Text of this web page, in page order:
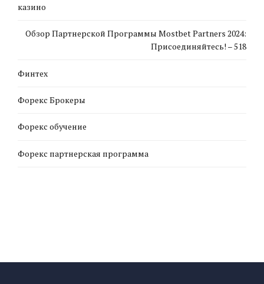
казино
Обзор Партнерской Программы Mostbet Partners 2024:
Присоединяйтесь! – 518
Финтех
Форекс Брокеры
Форекс обучение
Форекс партнерская программа